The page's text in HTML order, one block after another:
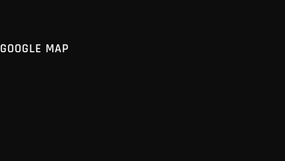
GOOGLE MAP